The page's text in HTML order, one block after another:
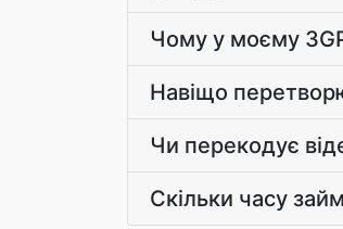
Чому у моєму
Навіщо
Чи перекодує
Скільки часу